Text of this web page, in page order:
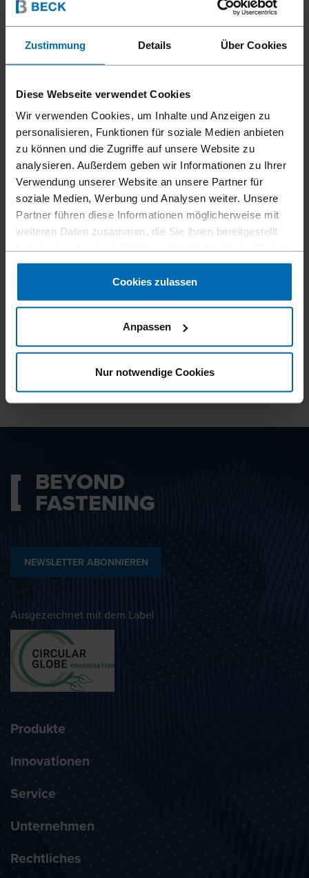
Zustimmung Details Über Cookies
Diese Webseite verwendet Cookies
Wir verwenden Cookies, um Inhalte und Anzeigen zu
personalisieren, Funktionen für soziale Medien anbieten
zu können und die Zugriffe auf unsere Website zu
analysieren. Außerdem geben wir Informationen zu Ihrer
Verwendung unserer Website an unsere Partner für
soziale Medien, Werbung und Analysen weiter. Unsere
Partner führen diese Informationen möglicherweise mit
weiteren Daten zusammen, die Sie ihnen bereitgestellt
gesammelt haben.
Cookies zulassen
Anpassen
Nur notwendige Cookies
LAND
PLZ
IHRE NACHRICHT
Datenschutzbestimmungen
BEYOND
FASTENING
NEWSLETTER ABONNIEREN
Ausgezeichnet mit dem Label
Produkte
Innovationen
Service
Unternehmen
Rechtliches